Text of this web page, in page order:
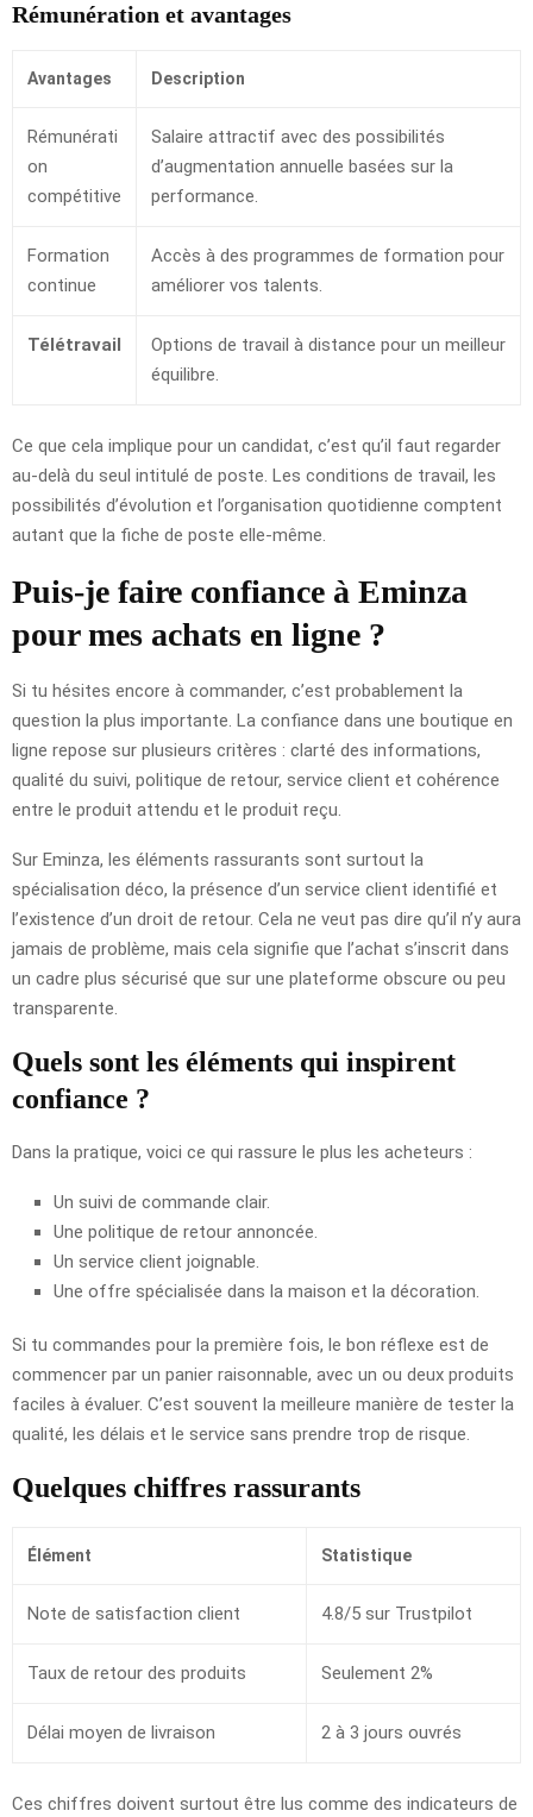
Rémunération et avantages
Avantages Description
Rémunérati
on
compétitive
Salaire attractif avec des possibilités
d’augmentation annuelle basées sur la
performance.
Formation
continue
Accès à des programmes de formation pour
améliorer vos talents.
Télétravail
Options de travail à distance pour un meilleur
équilibre.
Ce que cela implique pour un candidat, c’est qu’il faut regarder
au-delà du seul intitulé de poste. Les conditions de travail, les
possibilités d’évolution et l’organisation quotidienne comptent
autant que la fiche de poste elle-même.
Puis-je faire confiance à Eminza
pour mes achats en ligne ?
Si tu hésites encore à commander, c’est probablement la
question la plus importante. La confiance dans une boutique en
ligne repose sur plusieurs critères : clarté des informations,
qualité du suivi, politique de retour, service client et cohérence
entre le produit attendu et le produit reçu.
Sur Eminza, les éléments rassurants sont surtout la
spécialisation déco, la présence d’un service client identifié et
l’existence d’un droit de retour. Cela ne veut pas dire qu’il n’y aura
jamais de problème, mais cela signifie que l’achat s’inscrit dans
un cadre plus sécurisé que sur une plateforme obscure ou peu
transparente.
Quels sont les éléments qui inspirent
confiance ?
Dans la pratique, voici ce qui rassure le plus les acheteurs :
Un suivi de commande clair.
Une politique de retour annoncée.
Un service client joignable.
Une offre spécialisée dans la maison et la décoration.
Si tu commandes pour la première fois, le bon réflexe est de
commencer par un panier raisonnable, avec un ou deux produits
faciles à évaluer. C’est souvent la meilleure manière de tester la
qualité, les délais et le service sans prendre trop de risque.
Quelques chiffres rassurants
Élément Statistique
Note de satisfaction client 4.8/5 sur Trustpilot
Taux de retour des produits Seulement 2%
Délai moyen de livraison 2 à 3 jours ouvrés
Ces chiffres doivent surtout être lus comme des indicateurs de